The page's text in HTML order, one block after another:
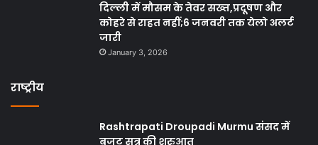
दिल्ली में मौसम के तेवर सख्त,प्रदूषण और
कोहरे से राहत नहीं;6 जनवरी तक येलो अलर्ट
जारी
January 3, 2026
राष्ट्रीय
Rashtrapati Droupadi Murmu संसद में
बजट सत्र की शुरुआत